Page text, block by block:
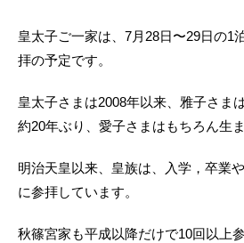
皇太子ご一家は、7月28日〜29日の1
拝の予定です。
皇太子さまは2008年以来、雅子さま
約20年ぶり、愛子さまはもちろん生
明治天皇以来、皇族は、入学，卒業
に参拝しています。
秋篠宮家も平成以降だけで10回以上